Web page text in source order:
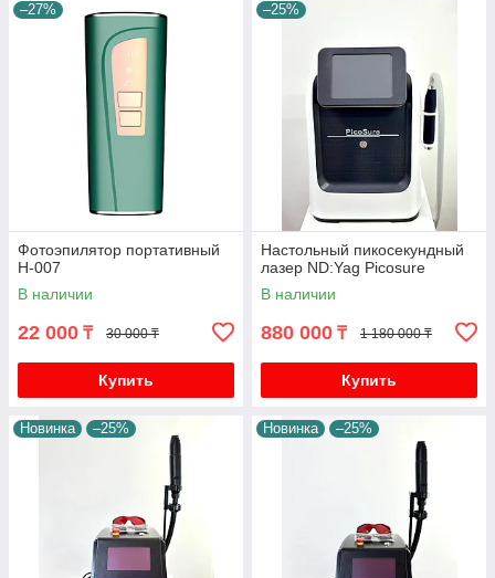
–27%
Фотоэпилятор портативный
H-007
В наличии
22 000 ₸ 30 000 ₸
Купить
–25%
Настольный пикосекундный
лазер ND:Yag Picosure
В наличии
880 000 ₸ 1 180 000 ₸
Купить
Новинка –25% Новинка –25%